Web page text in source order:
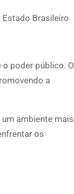
Brasileiro
poder público. O
a
ambiente mais
os